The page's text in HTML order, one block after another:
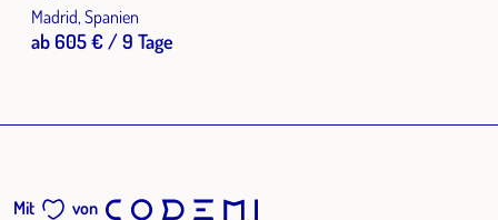
Madrid, Spanien
ab 605 € / 9 Tage
Mit von